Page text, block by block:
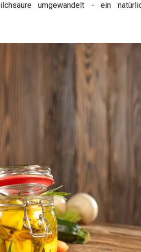
umgewandelt - ein